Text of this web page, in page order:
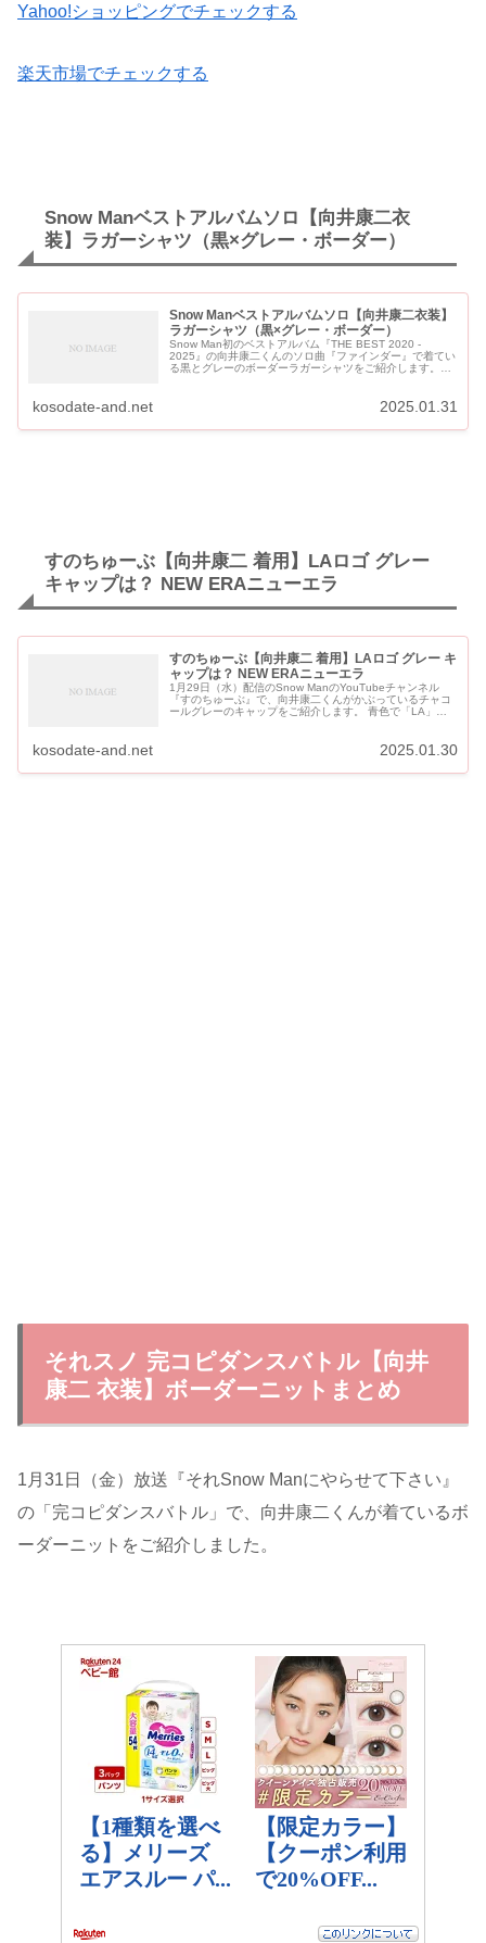
Yahoo!ショッピングでチェックする
楽天市場でチェックする
Snow Manベストアルバムソロ【向井康二衣
装】ラガーシャツ（黒×グレー・ボーダー）
Snow Manベストアルバムソロ【向井康二衣装】
ラガーシャツ（黒×グレー・ボーダー）
Snow Man初のベストアルバム『THE BEST 2020 -
2025』の向井康二くんのソロ曲『ファインダー』で着てい
る黒とグレーのボーダーラガーシャツをご紹介します。
kosodate-and.net 2025.01.31
すのちゅーぶ【向井康二 着用】LAロゴ グレー
キャップは？ NEW ERAニューエラ
すのちゅーぶ【向井康二 着用】LAロゴ グレー キ
ャップは？ NEW ERAニューエラ
1月29日（水）配信のSnow ManのYouTubeチャンネル
『すのちゅーぶ』で、向井康二くんがかぶっているチャコ
ールグレーのキャップをご紹介します。 青色で「LA」と
kosodate-and.net 2025.01.30
それスノ 完コピダンスバトル【向井
康二 衣装】ボーダーニットまとめ
1月31日（金）放送『それSnow Manにやらせて下さい』
の「完コピダンスバトル」で、向井康二くんが着ているボ
ーダーニットをご紹介しました。